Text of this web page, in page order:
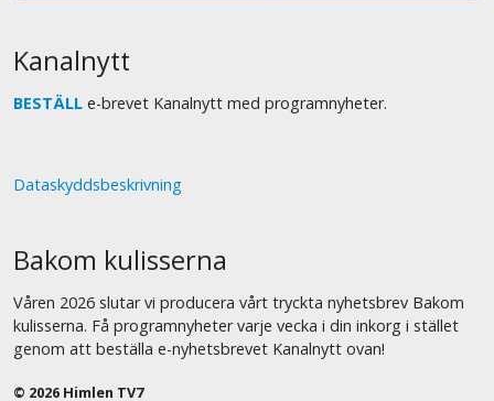
Kanalnytt
BESTÄLL e-brevet Kanalnytt med programnyheter.
Dataskyddsbeskrivning
Bakom kulisserna
Våren 2026 slutar vi producera vårt tryckta nyhetsbrev Bakom
kulisserna. Få programnyheter varje vecka i din inkorg i stället
genom att beställa e-nyhetsbrevet Kanalnytt ovan!
© 2026 Himlen TV7